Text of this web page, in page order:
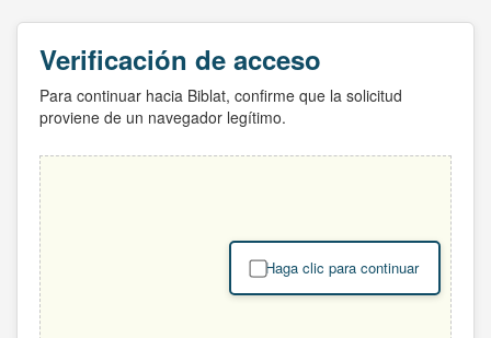
Verificación de acceso
Para continuar hacia Biblat, confirme que la solicitud
proviene de un navegador legítimo.
Haga clic para continuar